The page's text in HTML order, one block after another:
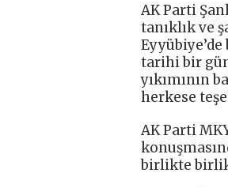
AK Parti
tanıklık ve
tarihi bir
yıkımının
herkese
AK Parti
birlikte birlik